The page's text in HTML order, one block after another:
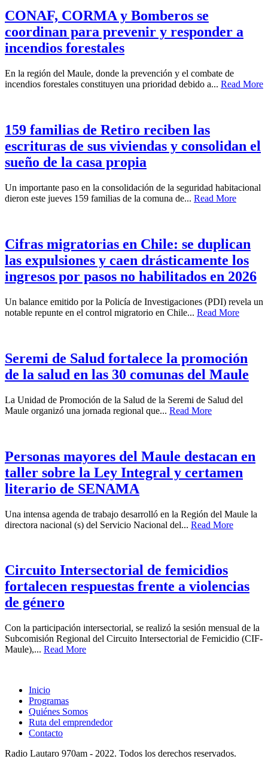
CONAF, CORMA y Bomberos se
coordinan para prevenir y responder a
incendios forestales
En la región del Maule, donde la prevención y el combate de
incendios forestales constituyen una prioridad debido a... Read More
159 familias de Retiro reciben las
escrituras de sus viviendas y consolidan el
sueño de la casa propia
Un importante paso en la consolidación de la seguridad habitacional
dieron este jueves 159 familias de la comuna de... Read More
Cifras migratorias en Chile: se duplican
las expulsiones y caen drásticamente los
ingresos por pasos no habilitados en 2026
Un balance emitido por la Policía de Investigaciones (PDI) revela un
notable repunte en el control migratorio en Chile... Read More
Seremi de Salud fortalece la promoción
de la salud en las 30 comunas del Maule
La Unidad de Promoción de la Salud de la Seremi de Salud del
Maule organizó una jornada regional que... Read More
Personas mayores del Maule destacan en
taller sobre la Ley Integral y certamen
literario de SENAMA
Una intensa agenda de trabajo desarrolló en la Región del Maule la
directora nacional (s) del Servicio Nacional del... Read More
Circuito Intersectorial de femicidios
fortalecen respuestas frente a violencias
de género
Con la participación intersectorial, se realizó la sesión mensual de la
Subcomisión Regional del Circuito Intersectorial de Femicidio (CIF-
Maule),... Read More
Inicio
Programas
Quiénes Somos
Ruta del emprendedor
Contacto
Radio Lautaro 970am - 2022. Todos los derechos reservados.